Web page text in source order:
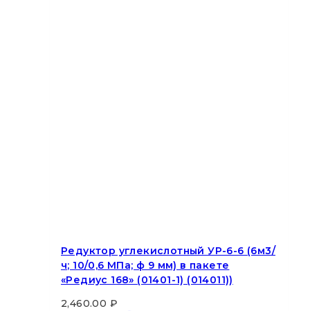
Редуктор углекислотный УР-6-6 (6м3/
ч; 10/0,6 МПа; ф 9 мм) в пакете
«Редиус 168» (01401-1) (014011))
2,460.00 ₽